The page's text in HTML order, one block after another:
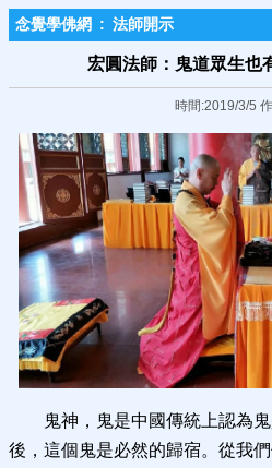
念覺學佛網 : 法師開示
宏圓法師：鬼道眾生也
時間:2019/3/5
鬼神，鬼是中國傳統上認為
後，這個鬼是必然的歸宿。從我